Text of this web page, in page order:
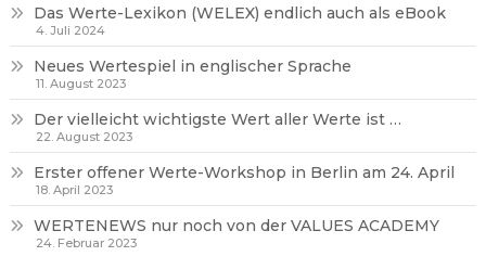
Das Werte-Lexikon (WELEX) endlich auch als eBook
4. Juli 2024
Neues Wertespiel in englischer Sprache
11. August 2023
Der vielleicht wichtigste Wert aller Werte ist …
22. August 2023
Erster offener Werte-Workshop in Berlin am 24. April
18. April 2023
WERTENEWS nur noch von der VALUES ACADEMY
24. Februar 2023